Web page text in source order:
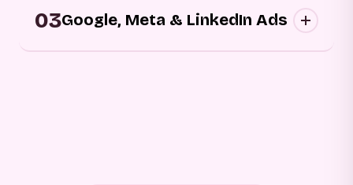
approchons vos prospects au bon moment,
personnalisés.
03Google, Meta & LinkedIn Ads